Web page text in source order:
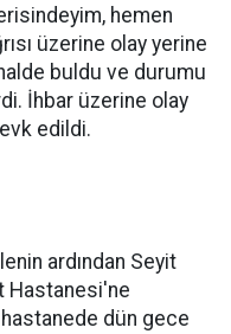
hemen
üzerine olay yerine
buldu ve durumu
İhbar üzerine olay
edildi.
ardından Seyit
Hastanesi'ne
hastanede dün gece